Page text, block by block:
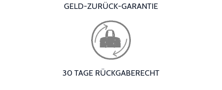
GELD-ZURÜCK-GARANTIE
30 TAGE RÜCKGABERECHT